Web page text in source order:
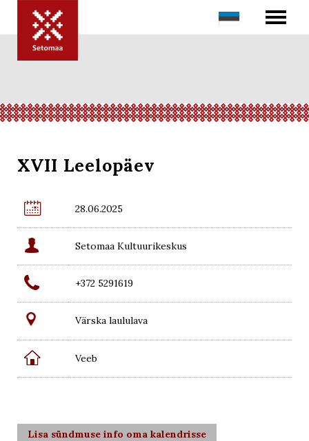
XVII Leelopäev
 28.06.2025
 Setomaa Kultuurikeskus
 +372 5291619
Värska laululava
 Veeb
Lisa sündmuse info oma kalendrisse